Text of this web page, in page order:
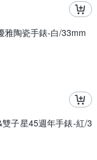
雅陶瓷手錶-白/33mm
子星45週年手錶-紅/3